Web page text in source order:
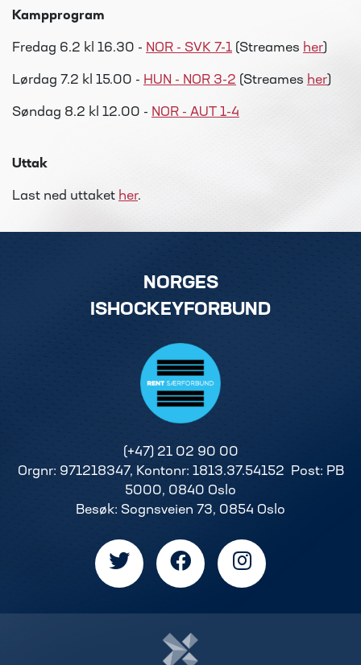
Kampprogram
Fredag 6.2 kl 16.30 - NOR - SVK 7-1 (Streames her)
Lørdag 7.2 kl 15.00 - HUN - NOR 3-2 (Streames her)
Søndag 8.2 kl 12.00 - NOR - AUT 1-4
Uttak
Last ned uttaket her.
NORGES
ISHOCKEYFORBUND
(+47) 21 02 90 00
Orgnr: 971218347, Kontonr: 1813.37.54152 Post: PB
5000, 0840 Oslo
Besøk: Sognsveien 73, 0854 Oslo